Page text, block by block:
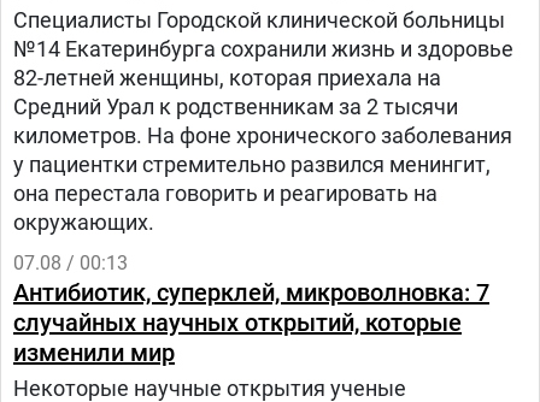
Специалисты Городской клинической больницы
№14 Екатеринбурга сохранили жизнь и здоровье
82-летней женщины, которая приехала на
Средний Урал к родственникам за 2 тысячи
километров. На фоне хронического заболевания
у пациентки стремительно развился менингит,
она перестала говорить и реагировать на
окружающих.
07.08 / 00:13
Антибиотик, суперклей, микроволновка: 7
случайных научных открытий, которые
изменили мир
Некоторые научные открытия ученые